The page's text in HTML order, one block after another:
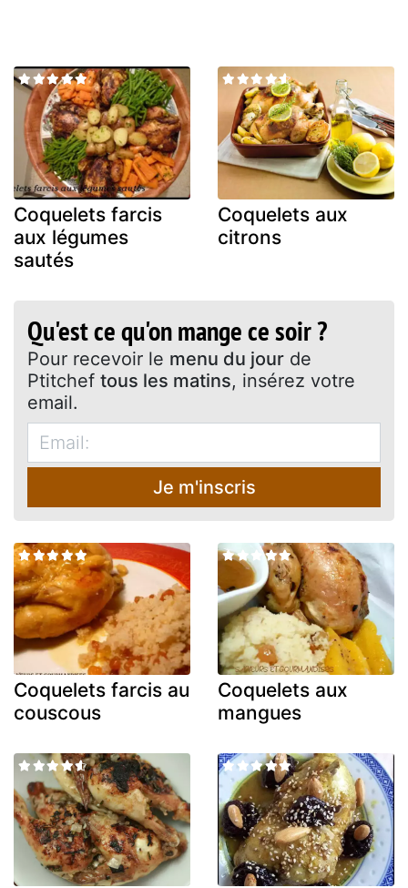
Coquelets farcis
aux légumes
sautés
Coquelets aux
citrons
Qu'est ce qu'on mange ce soir ?
Pour recevoir le menu du jour de
Ptitchef tous les matins, insérez votre
email.
Je m'inscris
Coquelets farcis au
couscous
Coquelets aux
mangues